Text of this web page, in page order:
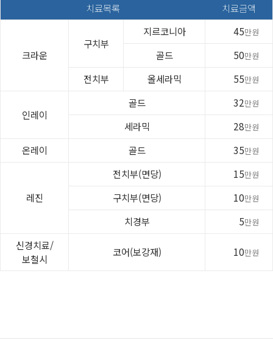
치료목록 치료금액
크라운
구치부
지르코니아 45만원
골드 50만원
전치부 올세라믹 55만원
인레이
골드 32만원
세라믹 28만원
온레이 골드 35만원
레진
전치부(면당) 15만원
구치부(면당) 10만원
치경부 5만원
신경치료/
보철시
코어(보강재) 10만원